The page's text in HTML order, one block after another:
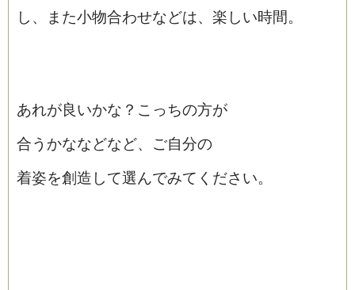
し、また小物合わせなどは、楽しい時間。
あれが良いかな？こっちの方が
合うかななどなど、ご自分の
着姿を創造して選んでみてください。